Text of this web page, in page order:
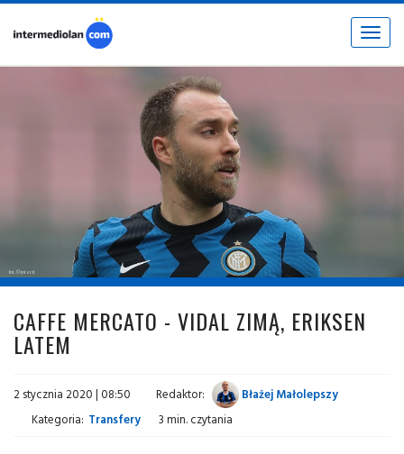
Toggle
fot. © inter.it
CAFFE MERCATO - VIDAL ZIMĄ, ERIKSEN
LATEM
2 stycznia 2020 | 08:50 Redaktor:
Błażej Małolepszy
Kategoria: Transfery 3 min. czytania